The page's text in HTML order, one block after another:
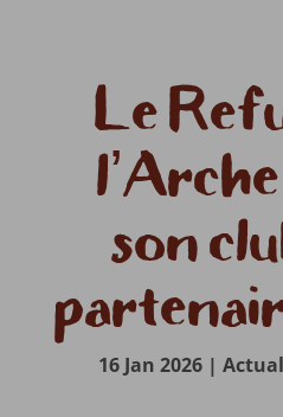
Le
son
16 Jan 2026 |